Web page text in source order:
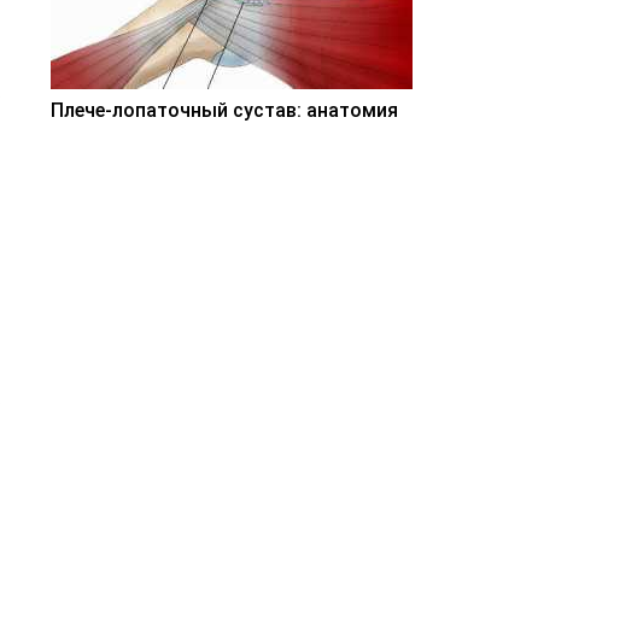
Плече-лопаточный сустав: анатомия